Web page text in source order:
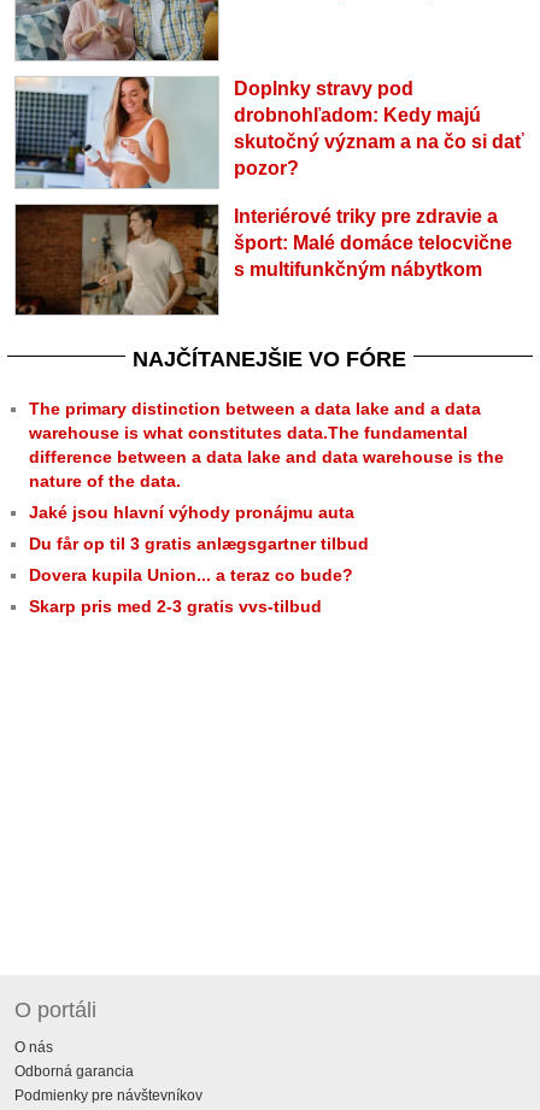
Doplnky stravy pod
drobnohľadom: Kedy majú
skutočný význam a na čo si dať
pozor?
Interiérové triky pre zdravie a
šport: Malé domáce telocvične
s multifunkčným nábytkom
NAJČÍTANEJŠIE VO FÓRE
The primary distinction between a data lake and a data
warehouse is what constitutes data.The fundamental
difference between a data lake and data warehouse is the
nature of the data.
Jaké jsou hlavní výhody pronájmu auta
Du får op til 3 gratis anlægsgartner tilbud
Dovera kupila Union... a teraz co bude?
Skarp pris med 2-3 gratis vvs-tilbud
O portáli
O nás
Odborná garancia
Podmienky pre návštevníkov